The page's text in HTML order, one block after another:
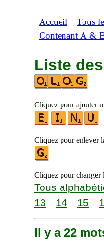
Accueil | Tous
Contenant A &
Liste
Cliquez pour ajouter
Cliquez pour enlever
Cliquez pour changer
Tous
13
14 15
Il y a 22